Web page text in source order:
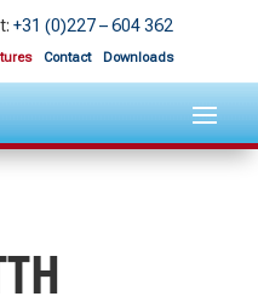
+31 (0)227 – 604 362
Contact Downloads